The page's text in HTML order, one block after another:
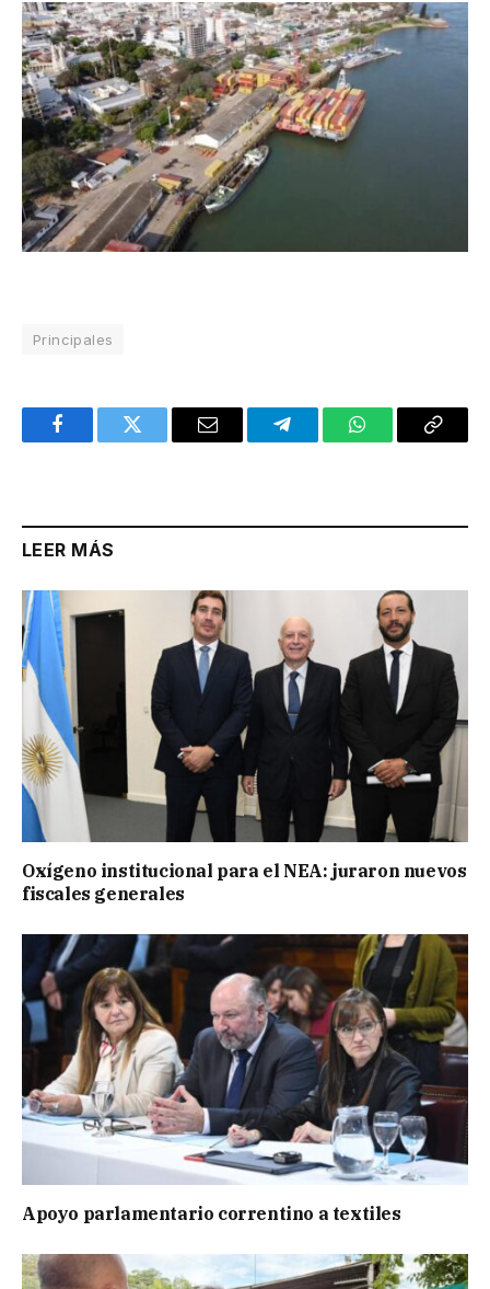
Principales
FacebookTwitter Email TelegramWhatsAppCopy
LEER MÁS
Oxígeno institucional para el NEA: juraron nuevos
fiscales generales
Apoyo parlamentario correntino a textiles